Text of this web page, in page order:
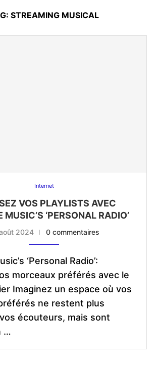
STREAMING MUSICAL
Internet
VOS PLAYLISTS AVEC
MUSIC’S ‘PERSONAL RADIO’
2024 0 commentaires
‘Personal Radio’:
morceaux préférés avec le
Imaginez un espace où vos
ne restent plus
écouteurs, mais sont
…